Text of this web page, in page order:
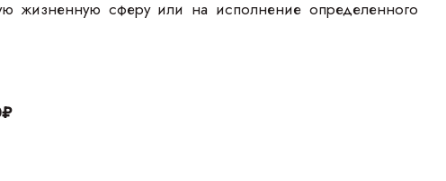
жизненную сферу или на исполнение определенного